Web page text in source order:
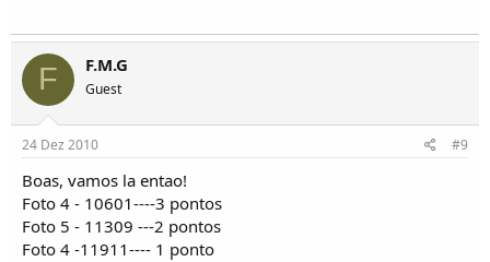
F F.M.G
Guest
24 Dez 2010 #9
Boas, vamos la entao!
Foto 4 - 10601----3 pontos
Foto 5 - 11309 ---2 pontos
Foto 4 -11911---- 1 ponto